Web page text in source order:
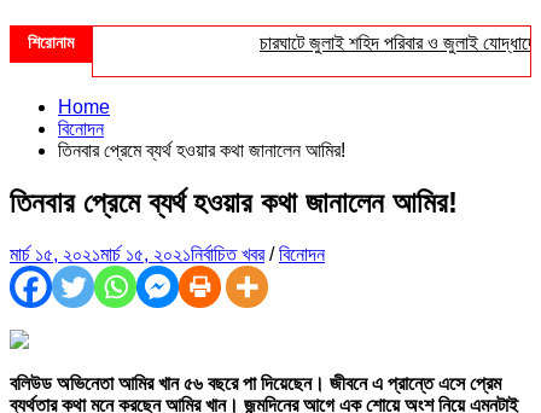
শিরোনাম চারঘাটে জুলাই শহিদ পরিবার ও জুলাই যোদ্ধাদের
Home
বিনোদন
তিনবার প্রেমে ব্যর্থ হওয়ার কথা জানালেন আমির!
তিনবার প্রেমে ব্যর্থ হওয়ার কথা জানালেন আমির!
মার্চ ১৫, ২০২১মার্চ ১৫, ২০২১নির্বাচিত খবর/বিনোদন
বলিউড অভিনেতা আমির খান ৫৬ বছরে পা দিয়েছেন। জীবনে এ প্রান্তে এসে প্রেম
ব্যর্থতার কথা মনে করছেন আমির খান। জন্মদিনের আগে এক শোয়ে অংশ নিয়ে এমনটাই